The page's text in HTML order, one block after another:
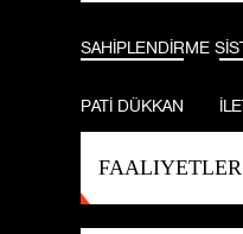
SAHİPLENDİRME
PATİ DÜKKAN
FAALIYETLER